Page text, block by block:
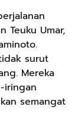
Teuku Umar,
surut
Mereka
iringan
semangat